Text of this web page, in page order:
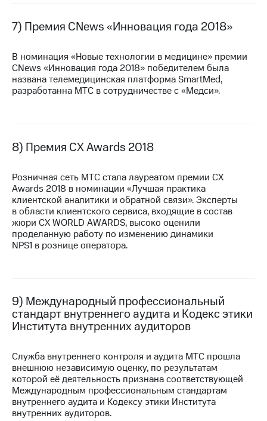
7) Премия CNews «Инновация года 2018»
В номинация «Новые технологии в медицине» премии
CNews «Инновация года 2018» победителем была
названа телемедицинская платформа SmartMed,
разработанна МТС в сотрудничестве с «Медси».
8) Премия CX Awards 2018
Розничная сеть МТС стала лауреатом премии CX
Awards 2018 в номинации «Лучшая практика
клиентской аналитики и обратной связи». Эксперты
в области клиентского сервиса, входящие в состав
жюри CX WORLD AWARDS, высоко оценили
проделанную работу по изменению динамики
NPS1 в рознице оператора.
9) Международный профессиональный
стандарт внутреннего аудита и Кодекс этики
Института внутренних аудиторов
Служба внутреннего контроля и аудита МТС прошла
внешнюю независимую оценку, по результатам
которой её деятельность признана соответствующей
Международным профессиональным стандартам
внутреннего аудита и Кодексу этики Института
внутренних аудиторов.